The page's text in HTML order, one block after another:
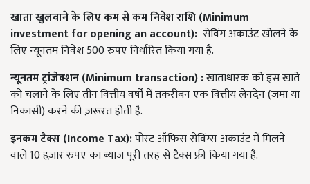
खाता खुलवाने के लिए कम से कम निवेश राशि (Minimum
investment for opening an account): सेविंग अकाउंट खोलने के
लिए न्यूनतम निवेश 500 रुपए निर्धारित किया गया है.
न्यूनतम ट्रांजेक्शन (Minimum transaction) :खाताधारक को इस खाते
को चलाने के लिए तीन वित्तीय वर्षों में तकरीबन एक वित्तीय लेनदेन (जमा या
निकासी) करने की ज़रूरत होती है.
इनकम टैक्स (Income Tax):पोस्‍ट ऑफिस सेविंग्स अकाउंट में मिलने
वाले 10 हज़ार रुपए का ब्‍याज पूरी तरह से टैक्‍स फ्री किया गया है.